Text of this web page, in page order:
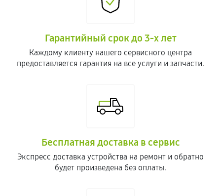
Гарантийный срок до 3-х лет
Каждому клиенту нашего сервисного центра
предоставляется гарантия на все услуги и запчасти.
Бесплатная доставка в сервис
Экспресс доставка устройства на ремонт и обратно
будет произведена без оплаты.